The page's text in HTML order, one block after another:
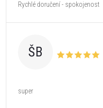
Rychlé doručení - spokojenost
ŠB
super